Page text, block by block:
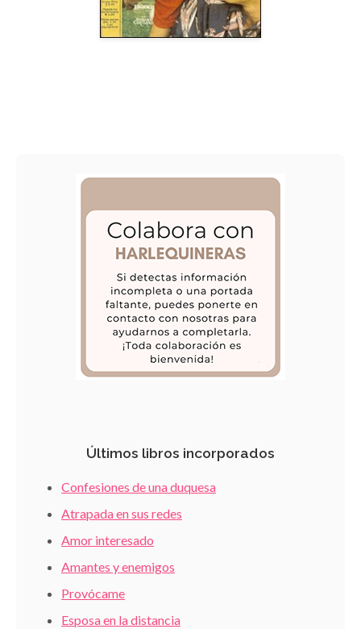
Últimos libros incorporados
Confesiones de una duquesa
Atrapada en sus redes
Amor interesado
Amantes y enemigos
Provócame
Esposa en la distancia